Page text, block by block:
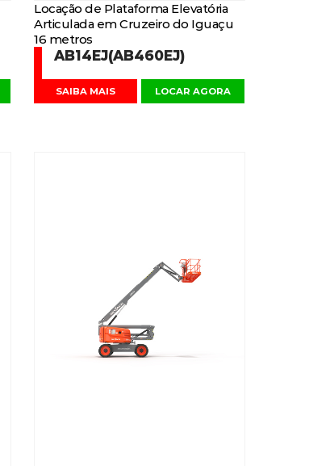
Locação de Plataforma Elevatória
Articulada em Cruzeiro do Iguaçu
16 metros
AB14EJ(AB460EJ)
SAIBA MAIS LOCAR AGORA